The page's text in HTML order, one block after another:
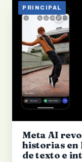
PRINCIPAL
Meta AI
historias en
de texto e